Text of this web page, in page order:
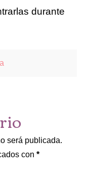
durante
será publicada.
con*